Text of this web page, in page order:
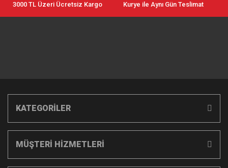
3000 TL Üzeri Ücretsiz Kargo Kurye ile Aynı Gün Teslimat
KATEGORİLER
MÜŞTERİ HİZMETLERİ